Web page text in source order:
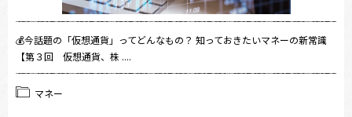
💰今話題の「仮想通貨」ってどんなもの？ 知っておきたいマネーの新常識
【第３回 仮想通貨、株 ....
マネー